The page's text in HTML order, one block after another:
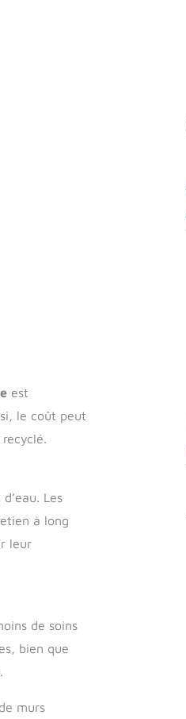
est
le coût peut
Les
à long
leur
de soins
bien que
murs